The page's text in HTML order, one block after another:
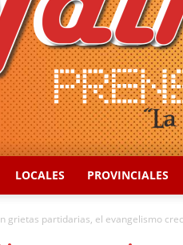
LOCALES PROVINCIALES
grietas partidarias, el evangelismo